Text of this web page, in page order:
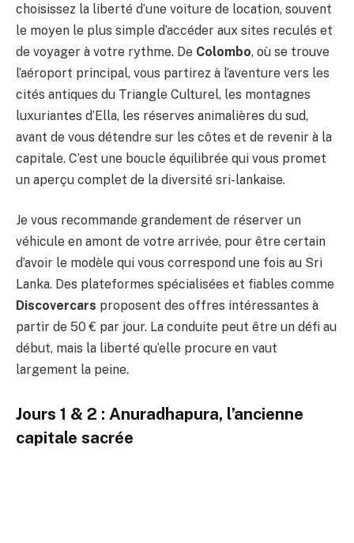
choisissez la liberté d’une voiture de location, souvent
le moyen le plus simple d’accéder aux sites reculés et
de voyager à votre rythme. De Colombo, où se trouve
l’aéroport principal, vous partirez à l’aventure vers les
cités antiques du Triangle Culturel, les montagnes
luxuriantes d’Ella, les réserves animalières du sud,
avant de vous détendre sur les côtes et de revenir à la
capitale. C’est une boucle équilibrée qui vous promet
un aperçu complet de la diversité sri-lankaise.
Je vous recommande grandement de réserver un
véhicule en amont de votre arrivée, pour être certain
d’avoir le modèle qui vous correspond une fois au Sri
Lanka. Des plateformes spécialisées et fiables comme
Discovercars proposent des offres intéressantes à
partir de 50 € par jour. La conduite peut être un défi au
début, mais la liberté qu’elle procure en vaut
largement la peine.
Jours 1 & 2 : Anuradhapura, l’ancienne
capitale sacrée